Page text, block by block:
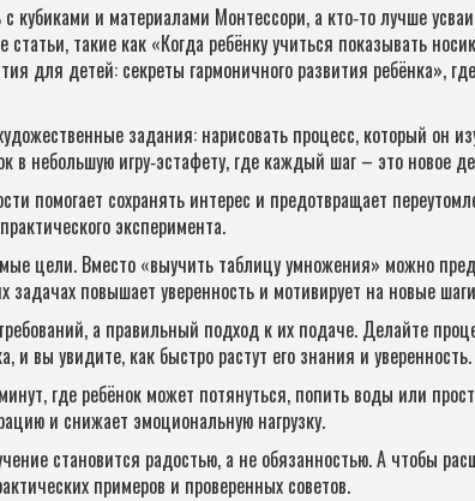
и материалами Монтессори, а кто‑то лучше
такие как «Когда ребёнку учиться показывать
для детей: секреты гармоничного развития ребёнка»,
задания: нарисовать процесс, который он
в небольшую игру‑эстафету, где каждый шаг – это новое
помогает сохранять интерес и предотвращает
эксперимента.
цели. Вместо «выучить таблицу умножения» можно
повышает уверенность и мотивирует на новые
а правильный подход к их подаче. Делайте
вы увидите, как быстро растут его знания и уверенность.
где ребёнок может потянуться, попить воды или
и снижает эмоциональную нагрузку.
становится радостью, а не обязанностью. А чтобы
примеров и проверенных советов.